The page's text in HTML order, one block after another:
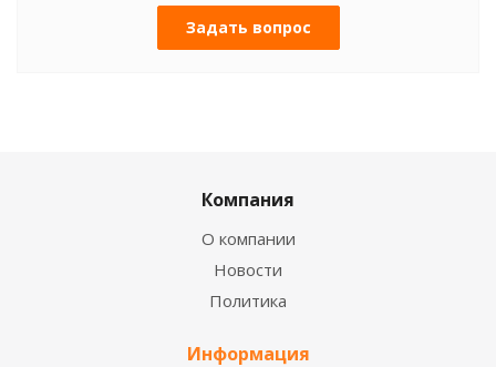
Задать вопрос
Компания
О компании
Новости
Политика
Информация